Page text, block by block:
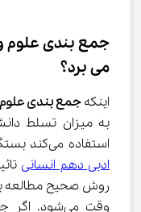
جمع‌ بندی
می‌ برد؟
اینکه جمع بندی علوم
استفاده می‌کند بستگی دارد.
ادبی دهم انسانی
روش صحیح مطالعه